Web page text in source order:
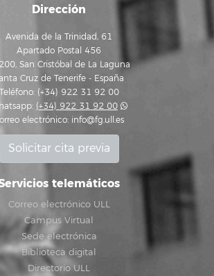
Dirección
Avenida de la Trinidad, 61
Apartado Postal 456
San Cristóbal de La Laguna
Cruz de Tenerife - España
Teléfono: (+34) 922 31 92 00
(+34) 922 31 92 00
electrónico: info@fg.ull.es
Solicitar cita previa
telemáticos
Correo electrónico ULL
Campus Virtual
Sede electrónica
Biblioteca digital
Directorio ULL